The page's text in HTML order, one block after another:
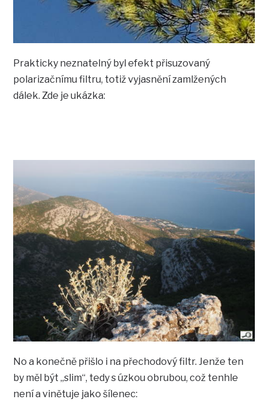
Prakticky neznatelný byl efekt přisuzovaný
polarizačnímu filtru, totiž vyjasnění zamlžených
dálek. Zde je ukázka:
No a konečně přišlo i na přechodový filtr. Jenže ten
by měl být „slim“, tedy s úzkou obrubou, což tenhle
není a vinětuje jako šílenec: